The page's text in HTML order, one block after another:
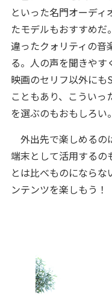
といった名門オーデ
たモデルもおすすめ
違ったクォリティの音
る。人の声を聞きやす
映画のセリフ以外に
こともあり、こういっ
を選ぶのもおもしろい。
外出先で楽しめるの
端末として活用するの
とは比べものになら
ンテンツを楽しもう！